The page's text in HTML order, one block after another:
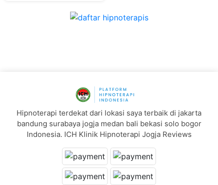
Hipnoterapi terdekat dari lokasi saya terbaik di jakarta
bandung surabaya jogja medan bali bekasi solo bogor
Indonesia. ICH Klinik Hipnoterapi Jogja Reviews